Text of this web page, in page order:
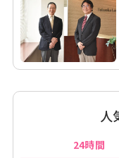
人
24時間